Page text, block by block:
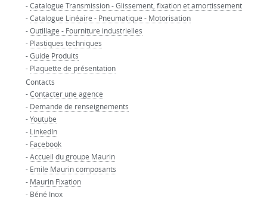
-Catalogue Transmission - Glissement, fixation et amortissement
-Catalogue Linéaire - Pneumatique - Motorisation
-Outillage - Fourniture industrielles
- Plastiques techniques
-Guide Produits
- Plaquette de présentation
Contacts
-Contacter une agence
- Demande de renseignements
-Youtube
- LinkedIn
- Facebook
-Accueil du groupe Maurin
- Emile Maurin composants
- Maurin Fixation
- Béné Inox